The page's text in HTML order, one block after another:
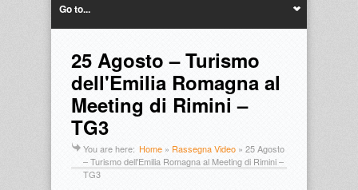
Go to...
25 Agosto – Turismo
dell'Emilia Romagna al
Meeting di Rimini –
TG3
You are here: Home » Rassegna Video » 25 Agosto
– Turismo dell'Emilia Romagna al Meeting di Rimini –
TG3